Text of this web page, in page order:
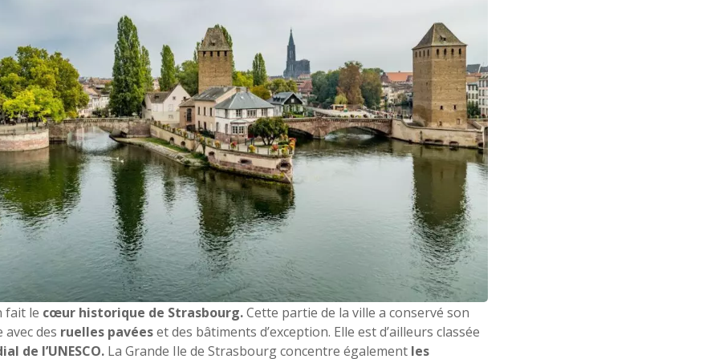
fait le cœur historique de Strasbourg.Cette partie de la ville a conservé son
avec des ruelles pavéeset des bâtiments d’exception. Elle est d’ailleurs classée
de l’UNESCO. La Grande Ile de Strasbourg concentre également les